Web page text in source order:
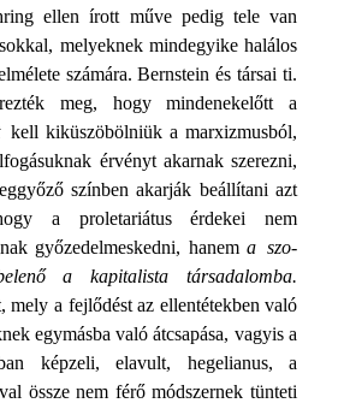
ellen írott műve pedig tele van
melyeknek mindegyike halálos
számára. Bernstein és társai ti.
meg, hogy mindenekelőtt a
kell kiküszöböl­niük a marxizmusból,
érvényt akarnak szerezni,
színben akar­ják beállítani azt
a proletariátus érdekei nem
győzedelmeskedni, hanem a szo­
a kapitalista társadalomba.
mely a fejlődést az ellentétekben való
egymásba való átcsapása, vagyis a
képzeli, elavult, hegelianus, a
össze nem férő módszernek tünteti